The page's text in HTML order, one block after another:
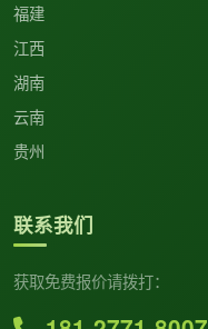
福建
江西
湖南
云南
贵州
联系我们
获取免费报价请拨打：